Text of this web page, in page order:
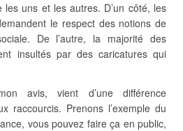
uns et les autres. D’un côté, les
le respect des notions de
De l’autre, la majorité des
insultés par des caricatures qui
avis, vient d’une différence
raccourcis. Prenons l’exemple du
vous pouvez faire ça en public,